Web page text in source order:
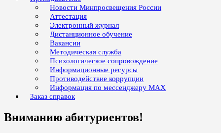
Новости Минпросвещения России
Аттестация
Электронный журнал
Дистанционное обучение
Вакансии
Методическая служба
Психологическое сопровождение
Информационные ресурсы
Противодействие коррупции
Информация по мессенджеру MAX
Заказ справок
Вниманию абитуриентов!